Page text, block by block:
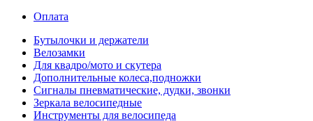
Оплата
Бутылочки и держатели
Велозамки
Для квадро/мото и скутера
Дополнительные колеса,подножки
Сигналы пневматические, дудки, звонки
Зеркала велосипедные
Инструменты для велосипеда